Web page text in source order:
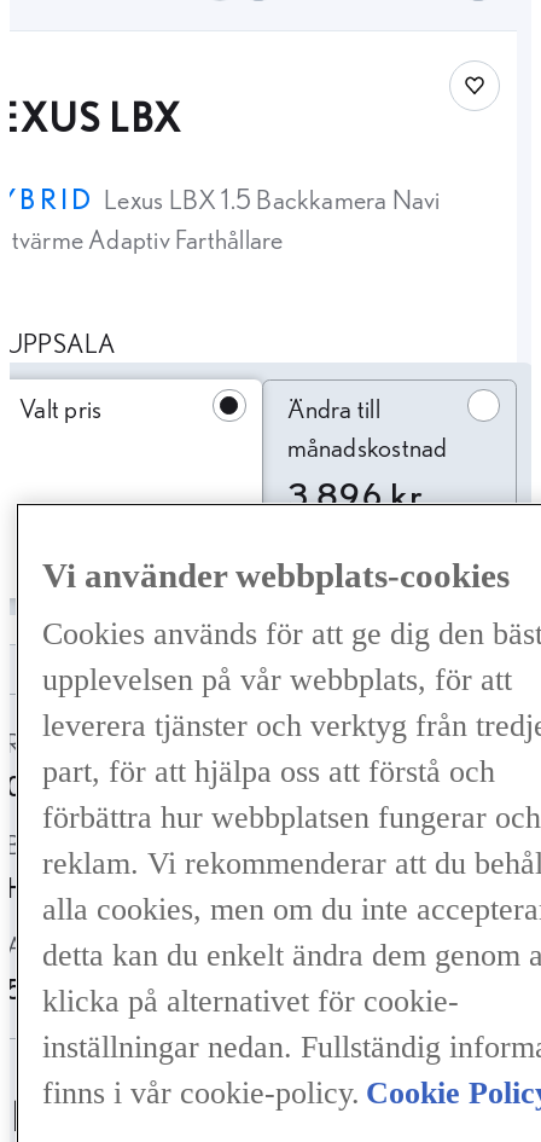
LBX
Lexus LBX 1.5 Backkamera Navi
Adaptiv Farthållare
Spara
UPPSALA
Valt pris
324 700 kr
Ändra till
månadskostnad
3 896 kr
/månad
Registrerad
06-2025
Mätarställning
1 330 mil
Bränsle
Hybrid Bensin
Växellåda
Antal säten
5
Färg
Cement Grey (1H5)
Vi använder webbplats-cookies
Cookies används för att ge dig den
upplevelsen på vår webbplats, för att
leverera tjänster och verktyg från
part, för att hjälpa oss att förstå och
förbättra hur webbplatsen fungerar
reklam. Vi rekommenderar att du
alla cookies, men om du inte
detta kan du enkelt ändra dem genom
klicka på alternativet för cookie-
inställningar nedan. Fullständig
finns i vår cookie-policy. Cookie